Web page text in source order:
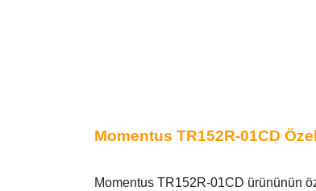
Momentus TR152R-01CD
Momentus TR152R-01CD ürününün